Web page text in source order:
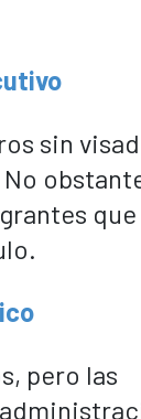
sin
que
pero las